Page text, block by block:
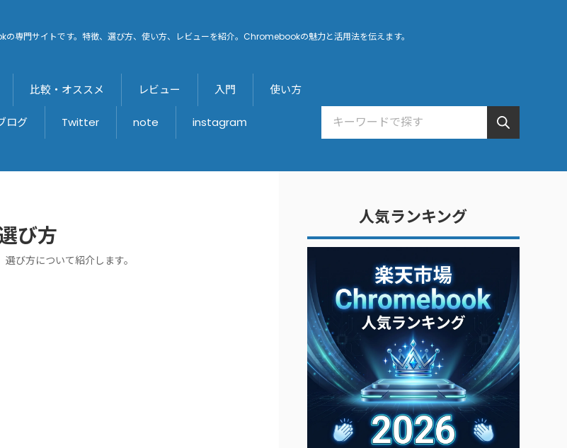
専門サイトです。特徴、選び方、使い方、レビューを紹介。Chromebookの魅力と活用法を伝えます。
比較・オススメ レビュー 入門 使い方
ログ Twitter note instagraｍ
び方
び方について紹介します。
人気ランキング